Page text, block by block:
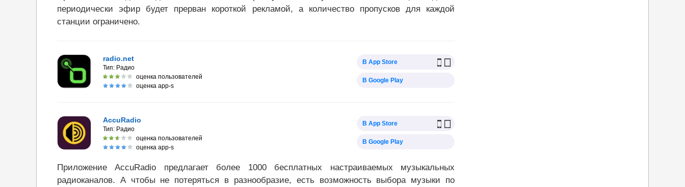
периодически эфир будет прерван короткой рекламой, а количество пропусков для каждой
станции ограничено.
radio.net
Тип: Радио
оценка пользователей
оценка app-s
В App Store
В Google Play
AccuRadio
Тип: Радио
оценка пользователей
оценка app-s
В App Store
В Google Play
Приложение AccuRadio предлагает более 1000 бесплатных настраиваемых музыкальных
радиоканалов. А чтобы не потеряться в разнообразие, есть возможность выбора музыки по